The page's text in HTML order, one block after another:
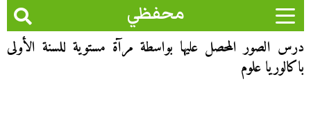
محفظي
درس الصور المحصل عليها بواسطة مرآة مستوية للسنة الأولى
باكالوريا علوم